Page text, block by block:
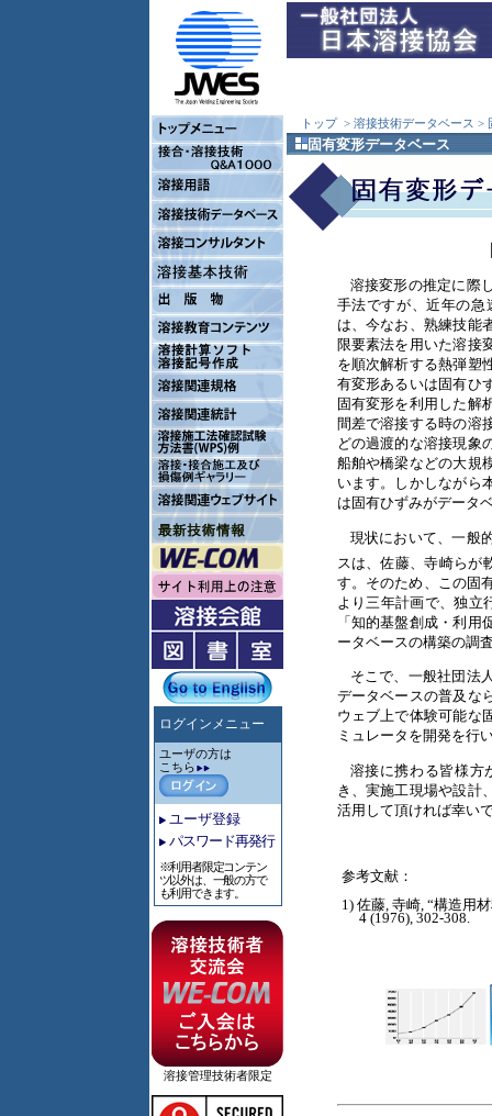
ログインメニュー
ユーザの方は
こちら
ユーザ登録
パスワード再発行
※利用者限定コンテン
ツ以外は、一般の方で
も利用できます。
溶接管理技術者限定
トップ > 溶接技術データベース >
固有変形データベース
溶接変形の推定に際
手法ですが、近年の
は、今なお、熟練技能
限要素法を用いた溶接
を順次解析する熱弾塑
有変形あるいは固有ひ
固有変形を利用した解
間差で溶接する時の溶
どの過渡的な溶接現象
船舶や橋梁などの大規
います。しかしながら
は固有ひずみがデータ
現状において、一般
スは、佐藤、寺崎らが
す。そのため、この固
より三年計画で、独
「知的基盤創成・利
ータベースの構築の調
そこで、一般社団法
データベースの普及な
ウェブ上で体験可能な
ミュレータを開発を行
溶接に携わる皆様方
き、実施工現場や設計
活用して頂ければ幸い
参考文献：
1) 佐藤, 寺崎, “構造用
4 (1976), 302-308.